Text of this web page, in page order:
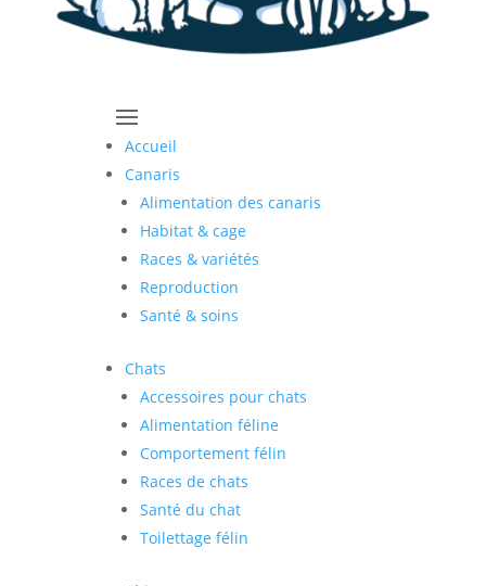
Accueil
Canaris
Alimentation des canaris
Habitat & cage
Races & variétés
Reproduction
Santé & soins
Chats
Accessoires pour chats
Alimentation féline
Comportement félin
Races de chats
Santé du chat
Toilettage félin